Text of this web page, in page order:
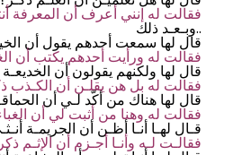
فقالت له إنني أعرف أن المعرفة
وبـعـد ذلك..
قال لها سمعت أحدهم يقول أن
فقالت له ورأيت أحدهم يكتب أن
قال لها ولكنهم يقولون أن الخديعـة
فقالت له بل هن يقلـن أن الكـذب
قال لها هناك من أكّد لـي أن
فقالت له وهنا من أثبت لي أن
قـال لهـا أنـا أظـن أن الجريمـة
فقالـت لـه وأنـا أجـزم أن الإثـم ذكر